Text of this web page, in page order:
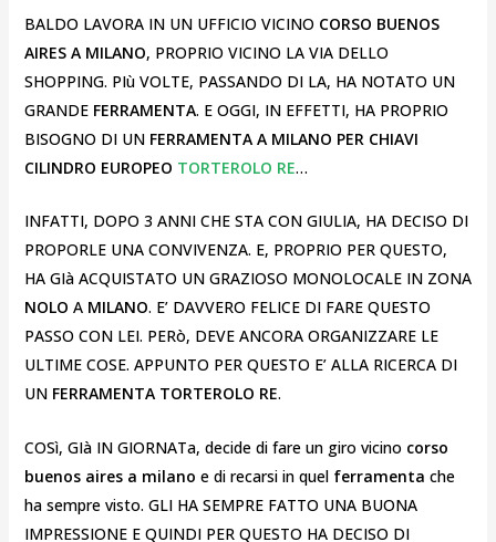
BALDO LAVORA IN UN UFFICIO VICINO CORSO BUENOS
AIRES A MILANO, PROPRIO VICINO LA VIA DELLO
SHOPPING. PIù VOLTE, PASSANDO DI LA, HA NOTATO UN
GRANDE FERRAMENTA. E OGGI, IN EFFETTI, HA PROPRIO
BISOGNO DI UNFERRAMENTA A MILANO PER CHIAVI
CILINDRO EUROPEO TORTEROLO RE…
INFATTI, DOPO 3 ANNI CHE STA CON GIULIA, HA DECISO DI
PROPORLE UNA CONVIVENZA. E, PROPRIO PER QUESTO,
HA GIà ACQUISTATO UN GRAZIOSO MONOLOCALE IN ZONA
NOLO A MILANO. E’ DAVVERO FELICE DI FARE QUESTO
PASSO CON LEI. PERò, DEVE ANCORA ORGANIZZARE LE
ULTIME COSE. APPUNTO PER QUESTO E’ ALLA RICERCA DI
UN FERRAMENTA TORTEROLO RE.
COSì, GIà IN GIORNATa, decide di fare un giro vicino corso
buenos aires a milano e di recarsi in quel ferramenta che
ha sempre visto. GLI HA SEMPRE FATTO UNA BUONA
IMPRESSIONE E QUINDI PER QUESTO HA DECISO DI